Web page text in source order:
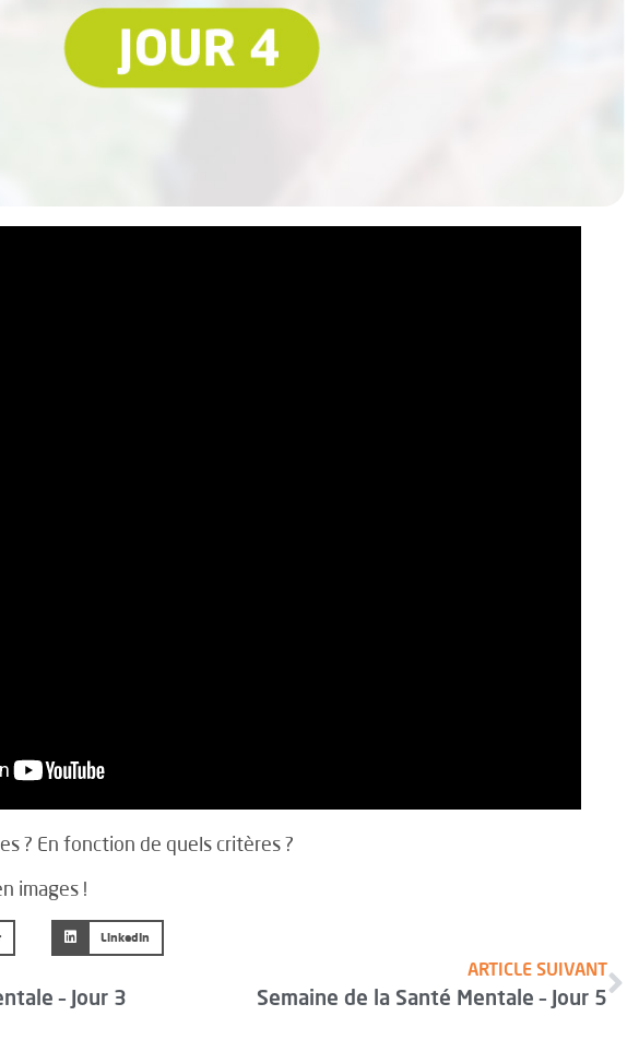
? En fonction de quels critères ?
images !
LinkedIn
– Jour 3
ARTICLE SUIVANT
Semaine de la Santé Mentale – Jour 5